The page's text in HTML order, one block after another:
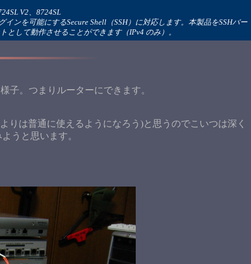
V2、8724SL
ンを可能にするSecure Shell（SSH）に対応します。本製品をSSHバー
として動作させることができます（IPv4 のみ）。
子。つまりルーターにできます。
りは普通に使えるようになろう)と思うのでこいつは深く
うと思います。